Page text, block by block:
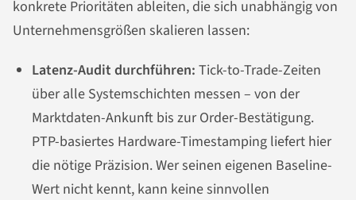
konkrete Prioritäten ableiten, die sich unabhängig von
Unternehmensgrößen skalieren lassen:
Latenz-Audit durchführen: Tick-to-Trade-Zeiten
über alle Systemschichten messen – von der
Marktdaten-Ankunft bis zur Order-Bestätigung.
PTP-basiertes Hardware-Timestamping liefert hier
die nötige Präzision. Wer seinen eigenen Baseline-
Wert nicht kennt, kann keine sinnvollen